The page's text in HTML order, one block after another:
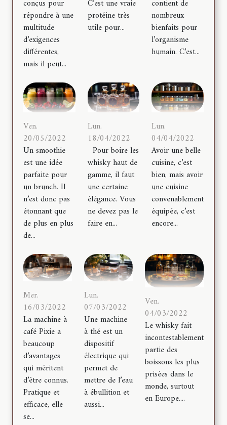
conçus pour
répondre à une
multitude
d’exigences
différentes,
mais il peut...
C’est une vraie
protéine très
utile pour...
contient de
nombreux
bienfaits pour
l’organisme
humain. C’est...
Ven.
20/05/2022
Un smoothie
est une idée
parfaite pour
un brunch. Il
n’est donc pas
étonnant que
de plus en plus
de...
Lun.
18/04/2022
Pour boire les
whisky haut de
gamme, il faut
une certaine
élégance. Vous
ne devez pas le
faire en...
Lun.
04/04/2022
Avoir une belle
cuisine, c’est
bien, mais avoir
une cuisine
convenablement
équipée, c’est
encore...
Mer.
16/03/2022
La machine à
café Pixie a
beaucoup
d’avantages
qui méritent
d’être connus.
Pratique et
efficace, elle
se...
Lun.
07/03/2022
Une machine
à thé est un
dispositif
électrique qui
permet de
mettre de l’eau
à ébullition et
aussi...
Ven.
04/03/2022
Le whisky fait
incontestablement
partie des
boissons les plus
prisées dans le
monde, surtout
en Europe....